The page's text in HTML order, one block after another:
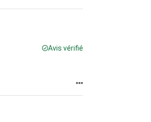
Avis vérifié